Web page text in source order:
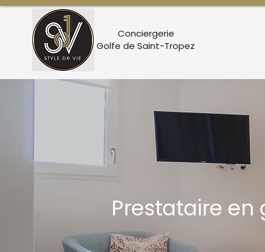
Conciergerie
Golfe de Saint-Tropez
Prestataire